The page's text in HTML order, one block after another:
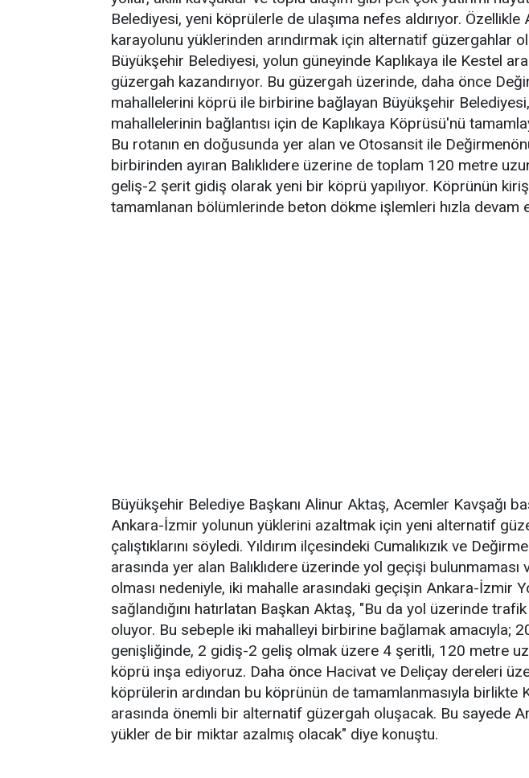
Belediyesi, yeni köprülerle de ulaşıma nefes aldırıyor.
karayolunu yüklerinden arındırmak için alternatif güzergahlar
Büyükşehir Belediyesi, yolun güneyinde Kaplıkaya ile Kestel
güzergah kazandırıyor. Bu güzergah üzerinde, daha önce
mahallelerini köprü ile birbirine bağlayan Büyükşehir
mahallelerinin bağlantısı için de Kaplıkaya Köprüsü'nü
Bu rotanın en doğusunda yer alan ve Otosansit ile
birbirinden ayıran Balıklıdere üzerine de toplam 120 metre
geliş-2 şerit gidiş olarak yeni bir köprü yapılıyor. Köprünün
tamamlanan bölümlerinde beton dökme işlemleri hızla devam
Büyükşehir Belediye Başkanı Alinur Aktaş, Acemler Kavşağı
Ankara-İzmir yolunun yüklerini azaltmak için yeni alternatif
çalıştıklarını söyledi. Yıldırım ilçesindeki Cumalıkızık ve
arasında yer alan Balıklıdere üzerinde yol geçişi bulunmaması
olması nedeniyle, iki mahalle arasındaki geçişin Ankara-İzmir
sağlandığını hatırlatan Başkan Aktaş, "Bu da yol üzerinde trafik
oluyor. Bu sebeple iki mahalleyi birbirine bağlamak amacıyla;
genişliğinde, 2 gidiş-2 geliş olmak üzere 4 şeritli, 120 metre
köprü inşa ediyoruz. Daha önce Hacivat ve Deliçay dereleri
köprülerin ardından bu köprünün de tamamlanmasıyla birlikte
arasında önemli bir alternatif güzergah oluşacak. Bu sayede
yükler de bir miktar azalmış olacak" diye konuştu.